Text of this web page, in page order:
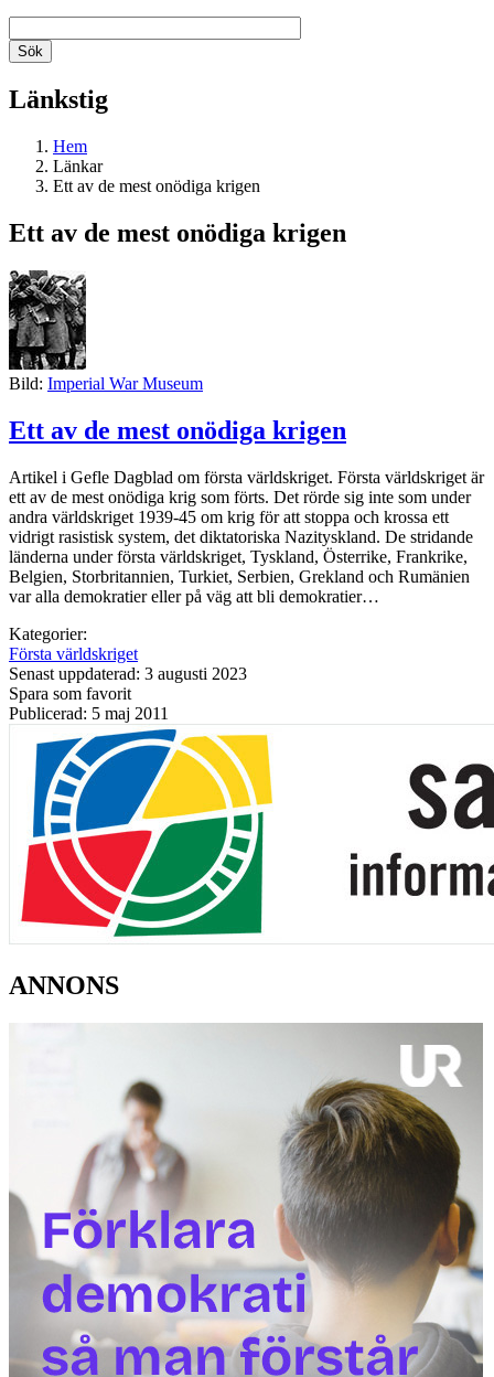
Länkstig
Hem
Länkar
Ett av de mest onödiga krigen
Ett av de mest onödiga krigen
Bild: Imperial War Museum
Ett av de mest onödiga krigen
Artikel i Gefle Dagblad om första världskriget. Första världskriget är
ett av de mest onödiga krig som förts. Det rörde sig inte som under
andra världskriget 1939-45 om krig för att stoppa och krossa ett
vidrigt rasistisk system, det diktatoriska Nazityskland. De stridande
länderna under första världskriget, Tyskland, Österrike, Frankrike,
Belgien, Storbritannien, Turkiet, Serbien, Grekland och Rumänien
var alla demokratier eller på väg att bli demokratier…
Kategorier:
Första världskriget
Senast uppdaterad: 3 augusti 2023
Spara som favorit
Publicerad: 5 maj 2011
ANNONS